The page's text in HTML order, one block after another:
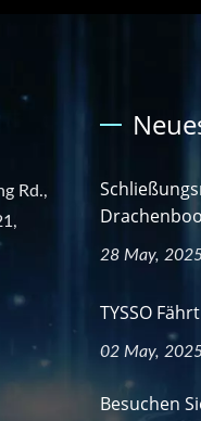
Rd.,
28 May,
TYSSO
02 May,
Besuchen